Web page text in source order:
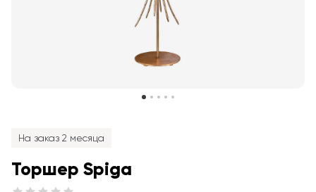
На заказ 2 месяца
Торшер Spiga